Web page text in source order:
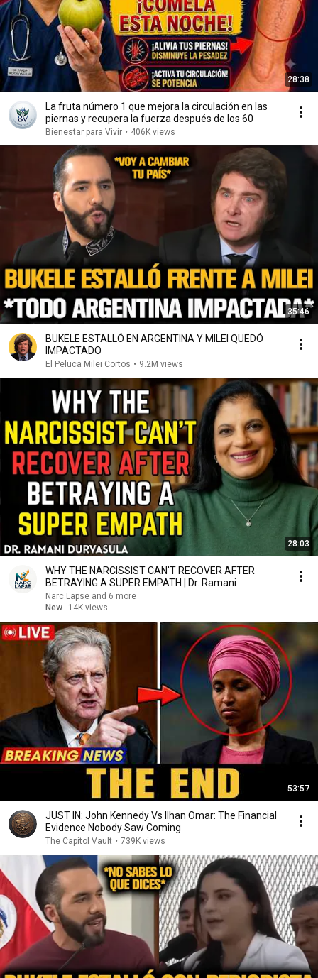
28:38
La fruta número 1 que mejora la circulación en las
piernas y recupera la fuerza después de los 60
Bienestar para Vivir • 406K views
35:46
BUKELE ESTALLÓ EN ARGENTINA Y MILEI QUEDÓ
IMPACTADO
El Peluca Milei Cortos • 9.2M views
28:03
WHY THE NARCISSIST CAN'T RECOVER AFTER
BETRAYING A SUPER EMPATH | Dr. Ramani
Narc Lapse and 6 more
New
14K views
53:57
JUST IN: John Kennedy Vs Ilhan Omar: The Financial
Evidence Nobody Saw Coming
The Capitol Vault • 739K views